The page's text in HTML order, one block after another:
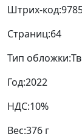
Штрих-код:
Страниц:64
Тип обложки:
Год:2022
НДС:10%
Вес:376 г